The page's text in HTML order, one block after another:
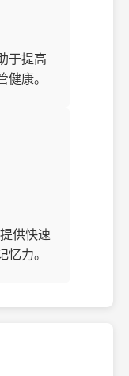
于提高
康。
供快速
力。